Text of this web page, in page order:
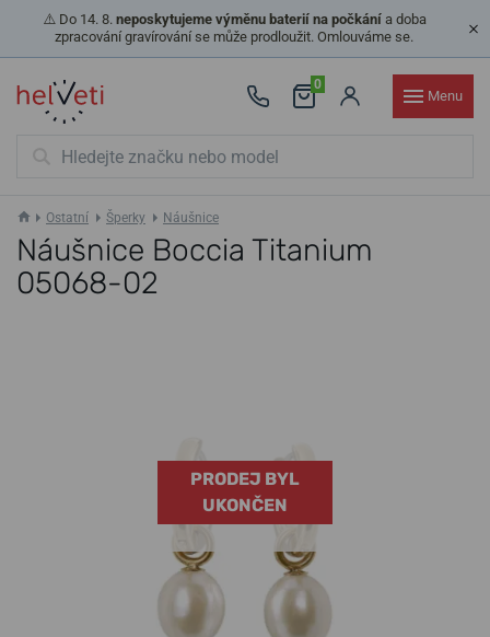
⚠️ Do 14. 8. neposkytujeme výměnu baterií na počkánía doba
zpracování gravírování se může prodloužit. Omlouváme se.
0
Menu
Ostatní Šperky Náušnice
Náušnice Boccia Titanium
05068-02
PRODEJ BYL
UKONČEN